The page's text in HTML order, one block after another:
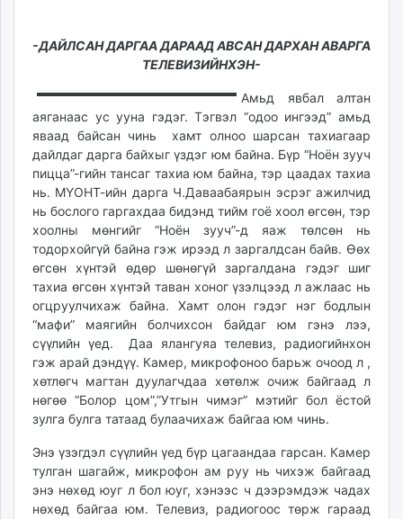
tovch.mn
Eguur.mn
24tsag.mn
shuud.mn
eagle.mn
ergelt.mn
zarig.mn
today.mn
zuv.mn
mminfo.mn
ugluu.mn
urlag.mn
unen.mn
asu.mn
shudarga.mn
unuudur.mn
isee.mn
mglradio.com
20:02:07
22:36:15
-ДАЙЛСАН ДАРГАА ДАРААД АВСАН ДАРХАН АВАРГА
ТЕЛЕВИЗИЙНХЭН-
Амьд явбал алтан
аяганаас ус ууна гэдэг. Тэгвэл “одоо ингээд” амьд
яваад байсан чинь хамт олноо шарсан тахиагаар
дайлдаг дарга байхыг үздэг юм байна. Бүр “Ноён зууч
пицца”-гийн тансаг тахиа юм байна, тэр цаадах тахиа
нь. МҮОНТ-ийн дарга Ч.Даваабаярын эсрэг ажилчид
нь бослого гаргахдаа бидэнд тийм гоё хоол өгсөн, тэр
хоолны мөнгийг “Ноён зууч”-д яаж төлсөн нь
тодорхойгүй байна гэж ирээд л заргалдсан байв. Өөх
өгсөн хүнтэй өдөр шөнөгүй заргалдана гэдэг шиг
тахиа өгсөн хүнтэй таван хоног үзэлцээд л ажлаас нь
огцруулчихаж байна. Хамт олон гэдэг нэг бодлын
“мафи” маягийн болчихсон байдаг юм гэнэ лээ,
сүүлийн үед. Даа ялангуяа телевиз, радиогийнхон
гэж арай дэндүү. Камер, микрофоноо барьж очоод л ,
хөтлөгч магтан дуулагчдаа хөтөлж очиж байгаад л
нөгөө “Болор цом”,”Утгын чимэг” мэтийг бол ёстой
зулга булга татаад булаачихаж байгаа юм чинь.
Энэ үзэгдэл сүүлийн үед бүр цагаандаа гарсан. Камер
тулган шагайж, микрофон ам руу нь чихэж байгаад
энэ нөхөд юуг л бол юуг, хэнээс ч дээрэмдэж чадах
нөхөд байгаа юм. Телевиз, радиогоос төрж гараад